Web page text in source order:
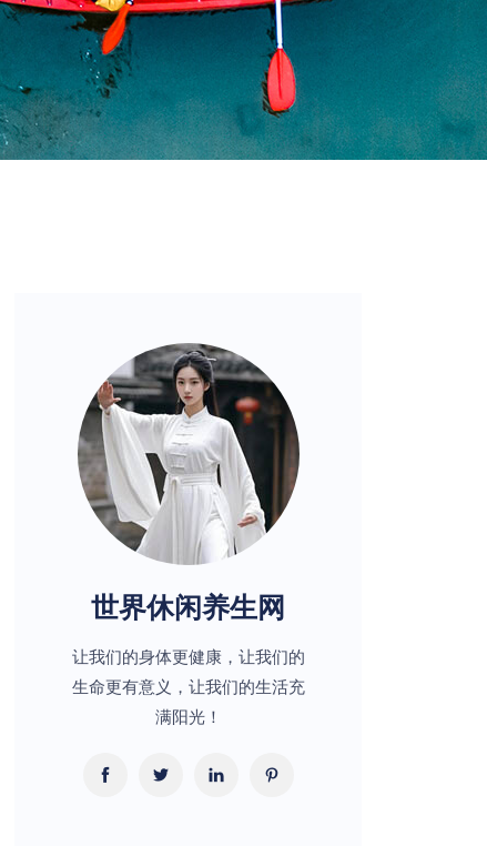
世界休闲养生网
让我们的身体更健康，让我们的
生命更有意义，让我们的生活充
满阳光！